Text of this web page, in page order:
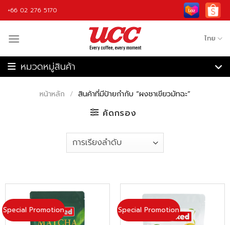
Skip
to
+66 02 276 5170
ไทย
อุปกรณ์กาแฟ
หน้าหลัก / สินค้าที่มีป้ายกำกับ “ผงชาเขียวมัทฉะ”
คัดกรอง
Special Promotion Special Promotion